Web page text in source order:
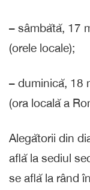
– sâmbătă, 17
(orele locale);
– duminică, 18
(ora locală a
Alegătorii din
află la sediul
se află la rând